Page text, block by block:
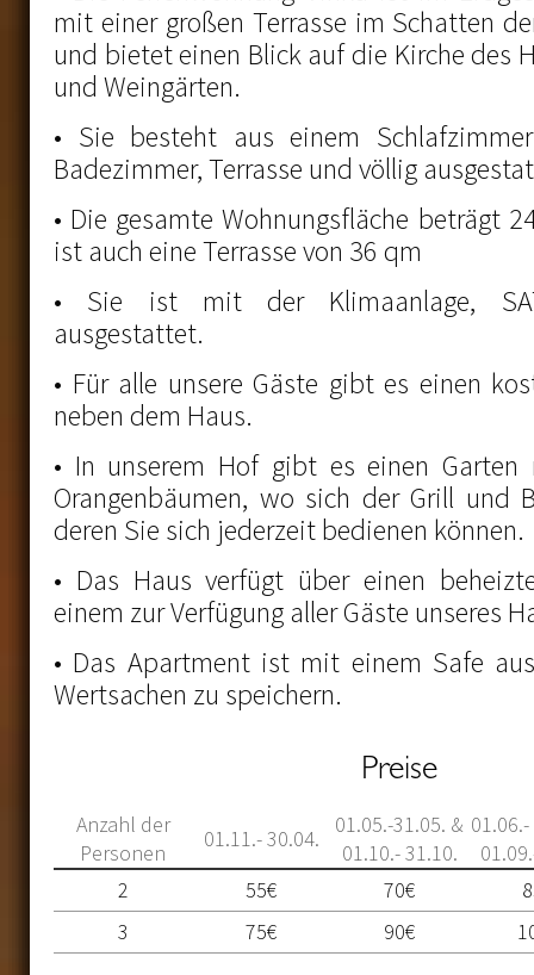
mit einer großen Terrasse im Schatten
und bietet einen Blick auf die Kirche des
und Weingärten.
• Sie besteht aus einem
Badezimmer, Terrasse und völlig
• Die gesamte Wohnungsfläche beträgt
ist auch eine Terrasse von 36 qm
• Sie ist mit der Klimaanlage,
ausgestattet.
• Für alle unsere Gäste gibt es einen
neben dem Haus.
• In unserem Hof gibt es einen
Orangenbäumen, wo sich der Grill und
deren Sie sich jederzeit bedienen können.
• Das Haus verfügt über einen
einem zur Verfügung aller Gäste unseres
• Das Apartment ist mit einem Safe
Wertsachen zu speichern.
Preise
Anzahl der
Personen
01.11.- 30.04.
01.05.-31.05. &
01.10.- 31.10.
2
55€ 70€
3
75€ 90€